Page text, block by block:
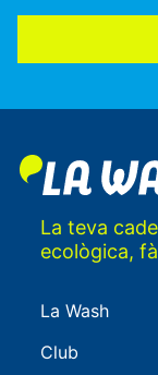
La teva
ecològica,
La Wash
Club